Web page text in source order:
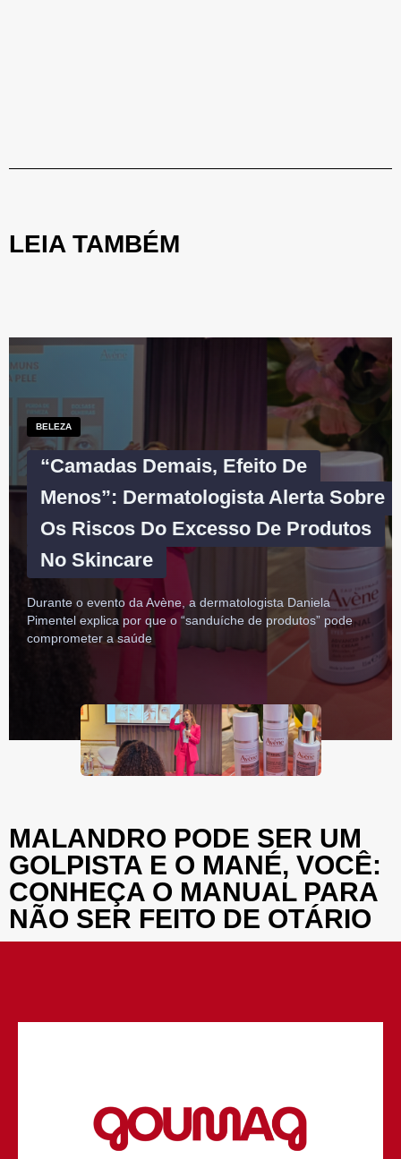
LEIA TAMBÉM
BELEZA
“Camadas Demais, Efeito De
Menos”: Dermatologista Alerta Sobre
Os Riscos Do Excesso De Produtos
No Skincare
Durante o evento da Avène, a dermatologista Daniela
Pimentel explica por que o “sanduíche de produtos” pode
comprometer a saúde
MALANDRO PODE SER UM
GOLPISTA E O MANÉ, VOCÊ:
CONHEÇA O MANUAL PARA
NÃO SER FEITO DE OTÁRIO